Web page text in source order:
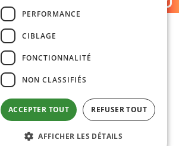
PERFORMANCE
CIBLAGE
FONCTIONNALITÉ
NON CLASSIFIÉS
ACCEPTER TOUT REFUSER TOUT
AFFICHER LES DÉTAILS